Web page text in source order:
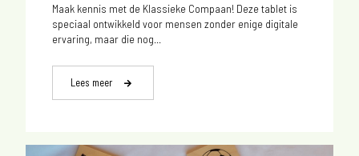
Maak kennis met de Klassieke Compaan! Deze tablet is
speciaal ontwikkeld voor mensen zonder enige digitale
ervaring, maar die nog...
Lees meer